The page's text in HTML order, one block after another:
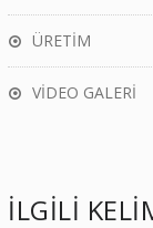
ÜRETİM
VİDEO GALERİ
İLGİLİ